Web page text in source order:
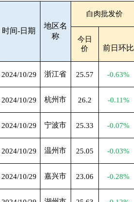
时间-日期
地区名
称
白肉批发价
今日
价
前日环比
2024/10/29 浙江省 25.57 -0.63%
2024/10/29 杭州市 26.2 -0.11%
2024/10/29 宁波市 25.33 -0.07%
2024/10/29 温州市 25.05 -0.03%
2024/10/29 嘉兴市 23.06 -0.28%